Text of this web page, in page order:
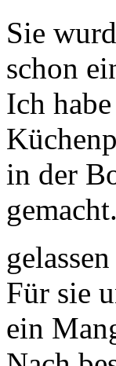
Sie
schon
Ich
in der
gelassen
Für sie
ein